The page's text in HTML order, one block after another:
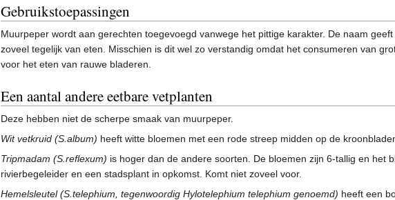
Gebruikstoepassingen
Muurpeper wordt aan gerechten toegevoegd vanwege het pittige karakter. De naam
zoveel tegelijk van eten. Misschien is dit wel zo verstandig omdat het consumeren van
voor het eten van rauwe bladeren.
Een aantal andere eetbare vetplanten
Deze hebben niet de scherpe smaak van muurpeper.
Wit vetkruid (S.album) heeft witte bloemen met een rode streep midden op de
Tripmadam (S.reflexum) is hoger dan de andere soorten. De bloemen zijn 6-tallig en het
rivierbegeleider en een stadsplant in opkomst. Komt niet zoveel voor.
Hemelsleutel (S.telephium, tegenwoordig Hylotelephium telephium genoemd) heeft een